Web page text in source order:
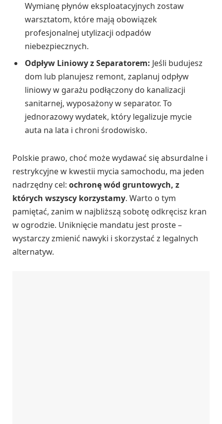
Wymianę płynów eksploatacyjnych zostaw
warsztatom, które mają obowiązek
profesjonalnej utylizacji odpadów
niebezpiecznych.
Odpływ Liniowy z Separatorem: Jeśli budujesz
dom lub planujesz remont, zaplanuj odpływ
liniowy w garażu podłączony do kanalizacji
sanitarnej, wyposażony w separator. To
jednorazowy wydatek, który legalizuje mycie
auta na lata i chroni środowisko.
Polskie prawo, choć może wydawać się absurdalne i
restrykcyjne w kwestii mycia samochodu, ma jeden
nadrzędny cel: ochronę wód gruntowych, z
których wszyscy korzystamy. Warto o tym
pamiętać, zanim w najbliższą sobotę odkręcisz kran
w ogrodzie. Uniknięcie mandatu jest proste –
wystarczy zmienić nawyki i skorzystać z legalnych
alternatyw.